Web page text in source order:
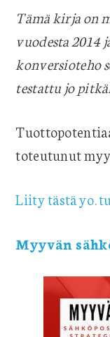
Tämä kirja on
vuodesta 2014
konversioteho
testattu jo
toteutunut
Liity tästä yo.
Myyvän